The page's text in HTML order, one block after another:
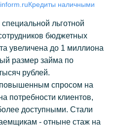
Кредиты наличными
льготной
бюджетных
увеличена до 1 миллиона
размер займа по
рублей.
спросом на
потребности клиентов,
доступными. Стали
- отныне стаж на